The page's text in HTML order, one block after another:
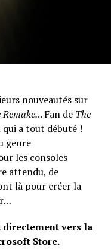
nouveautés sur
.. Fan de The
qui a tout débuté !
genre
les consoles
attendu, de
là pour créer la
vers la
Store.